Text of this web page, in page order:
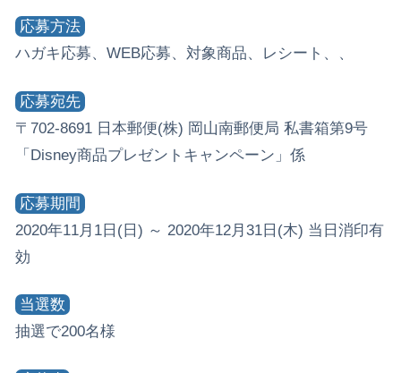
応募方法
ハガキ応募、WEB応募、対象商品、レシート、、
応募宛先
〒702-8691 日本郵便(株) 岡山南郵便局 私書箱第9号
「Disney商品プレゼントキャンペーン」係
応募期間
2020年11月1日(日) ～ 2020年12月31日(木) 当日消印有
効
当選数
抽選で200名様